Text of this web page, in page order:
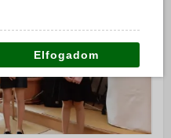
Elfogadom